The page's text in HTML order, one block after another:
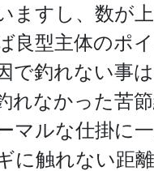
ますし、数が
良型主体のポ
で釣れない事
れなかった苦
マルな仕掛に
に触れない距